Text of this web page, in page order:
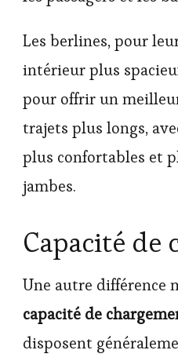
Les berlines, pour
intérieur plus
pour offrir un
trajets plus longs,
plus confortables et
jambes.
Capacité de
Une autre différence
capacité de
disposent